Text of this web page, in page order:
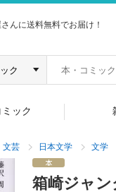
んに送料無料でお届け！
ミック
文芸 日本文学 文学
箱崎ジャ